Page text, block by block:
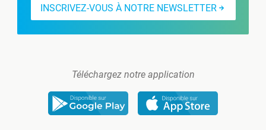
INSCRIVEZ-VOUS À NOTRE NEWSLETTER
Téléchargez notre application